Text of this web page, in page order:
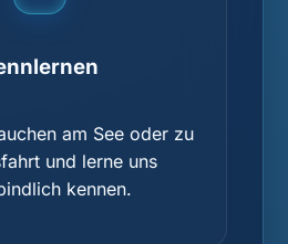
am See oder zu
und lerne uns
kennen.